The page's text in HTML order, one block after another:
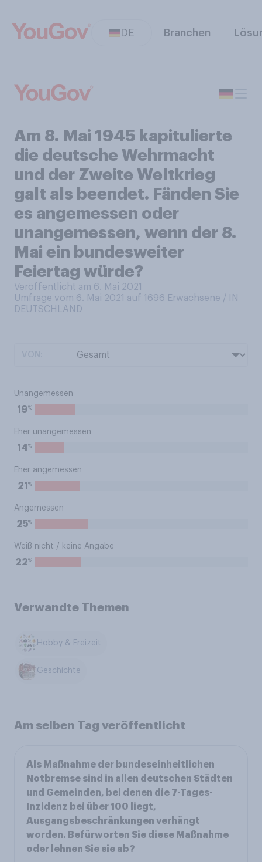
DE Branchen
Am 8. Mai 1945 kapitulierte
die deutsche Wehrmacht
und der Zweite Weltkrieg
galt als beendet. Fänden Sie
es angemessen oder
unangemessen, wenn der 8.
Mai ein bundesweiter
Feiertag würde?
Veröffentlicht am 6. Mai 2021
Umfrage vom 6. Mai 2021 auf 1696 Erwachsene / IN
DEUTSCHLAND
Unangemessen
19%
Eher unangemessen
14%
Eher angemessen
21 %
Angemessen
25%
Weiß nicht / keine Angabe
22%
Verwandte Themen
Hobby & Freizeit
Geschichte
Am selben Tag veröffentlicht
Als Maßnahme der bundeseinheitlichen
Notbremse sind in allen deutschen Städten
und Gemeinden, bei denen die 7-Tages-
Inzidenz bei über 100 liegt,
Ausgangsbeschränkungen verhängt
worden. Befürworten Sie diese Maßnahme
oder lehnen Sie sie ab?